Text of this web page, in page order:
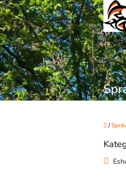
Prejsť
na
obsah
Domov
/